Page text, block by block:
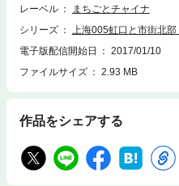
レーベル
まちごとチャイナ
シリーズ
上海005虹口と市街北
電子版配信開始日
2017/01/10
ファイルサイズ
2.93 MB
作品をシェアする